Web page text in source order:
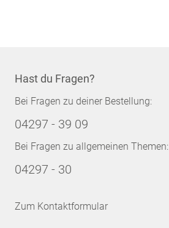
Hast du Fragen?
Bei Fragen zu deiner Bestellung:
04297 - 39 09
Bei Fragen zu allgemeinen Themen:
04297 - 30
Zum Kontaktformular